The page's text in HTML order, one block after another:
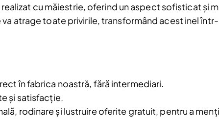
Email
cu măiestrie, oferind un aspect sofisticat și
atrage toate privirile, transformând acest inel
în fabrica noastră, fără intermediari.
și satisfacție.
rodinare și lustruire oferite gratuit, pentru a